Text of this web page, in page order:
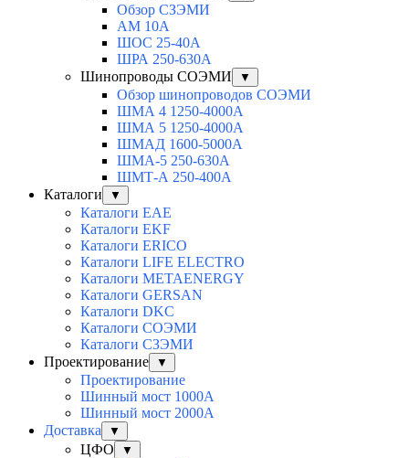
Обзор СЗЭМИ
АМ 10А
ШОС 25-40А
ШРА 250-630А
Шинопроводы СОЭМИ
▼
Обзор шинопроводов СОЭМИ
ШМА 4 1250-4000А
ШМА 5 1250-4000А
ШМАД 1600-5000А
ШМА-5 250-630А
ШМТ-А 250-400А
Каталоги
▼
Каталоги EAE
Каталоги EKF
Каталоги ERICO
Каталоги LIFE ELECTRO
Каталоги METAENERGY
Каталоги GERSAN
Каталоги DKC
Каталоги СОЭМИ
Каталоги СЗЭМИ
Проектирование
▼
Проектирование
Шинный мост 1000А
Шинный мост 2000А
Доставка
▼
ЦФО ▼